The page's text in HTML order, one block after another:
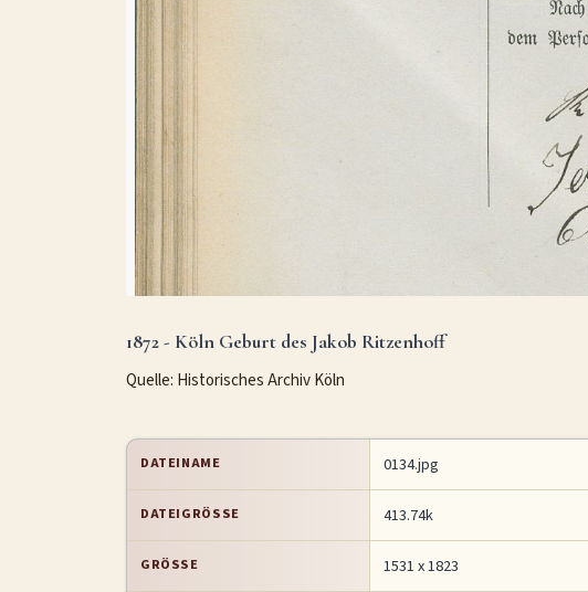
1872 - Köln Geburt des Jakob Ritzenhoff
Quelle: Historisches Archiv Köln
DATEINAME 0134.jpg
DATEIGRÖSSE 413.74k
GRÖSSE 1531 x 1823